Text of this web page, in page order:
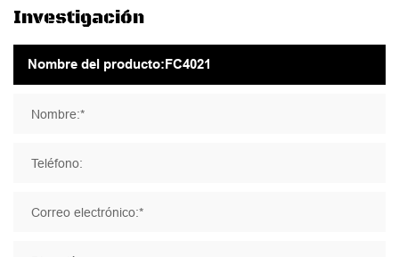
Investigación
Nombre:*
Teléfono:
Correo electrónico:*